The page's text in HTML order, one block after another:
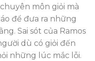
môn giỏi mà
để đưa ra những
Sai sót của Ramos
dù có giỏi đến
những lúc mắc lỗi.